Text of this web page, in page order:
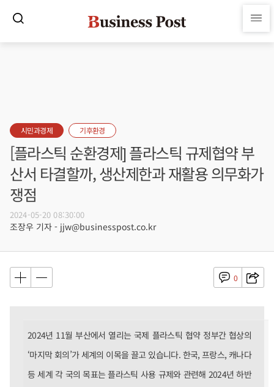
시민과경제 기후환경
[플라스틱 순환경제] 플라스틱 규제협약 부
산서 타결할까, 생산제한과 재활용 의무화가
쟁점
2024-05-20 08:30:00
조장우 기자 - jjw@businesspost.co.kr
0
2024년 11월 부산에서 열리는 국제 플라스틱 협약 정부간 협상의
‘마지막 회의’가 세계의 이목을 끌고 있습니다. 한국, 프랑스, 캐나다
등 세계 각 국의 목표는 플라스틱 사용 규제와 관련해 2024년 하반